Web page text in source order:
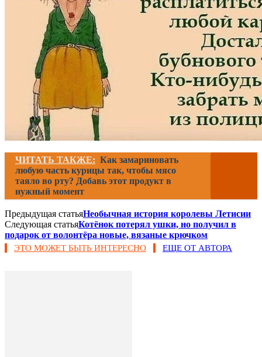
ЧИТАТЬ ТАКЖЕ: Как замариновать
любую часть курицы так, чтобы мясо
таяло во рту? Добавь этот продукт в
нужный момент
Предыдущая статьяНеобычная история королевы Летисии
Следующая статьяКотёнок потерял ушки, но получил в
подарок от волонтёра новые, вязаные крючком
ЭТО МОЖЕТ БЫТЬ ИНТЕРЕСНО ЕЩЕ ОТ АВТОРА